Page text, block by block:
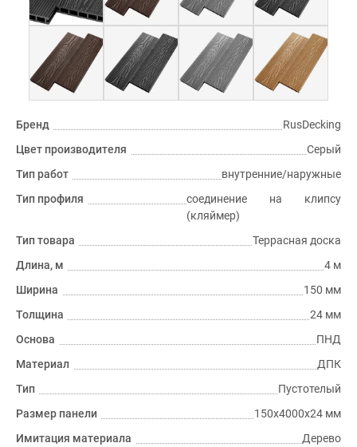
Бренд
RusDecking
Цвет производителя
Серый
Тип работ
внутренние/наружные
Тип профиля
соединение на клипсу
(кляймер)
Тип товара
Террасная доска
Длина, м
4 м
Ширина
150 мм
Толщина
24 мм
Основа
ПНД
Материал
ДПК
Тип
Пустотелый
Размер панели
150х4000х24 мм
Имитация материала
Дерево